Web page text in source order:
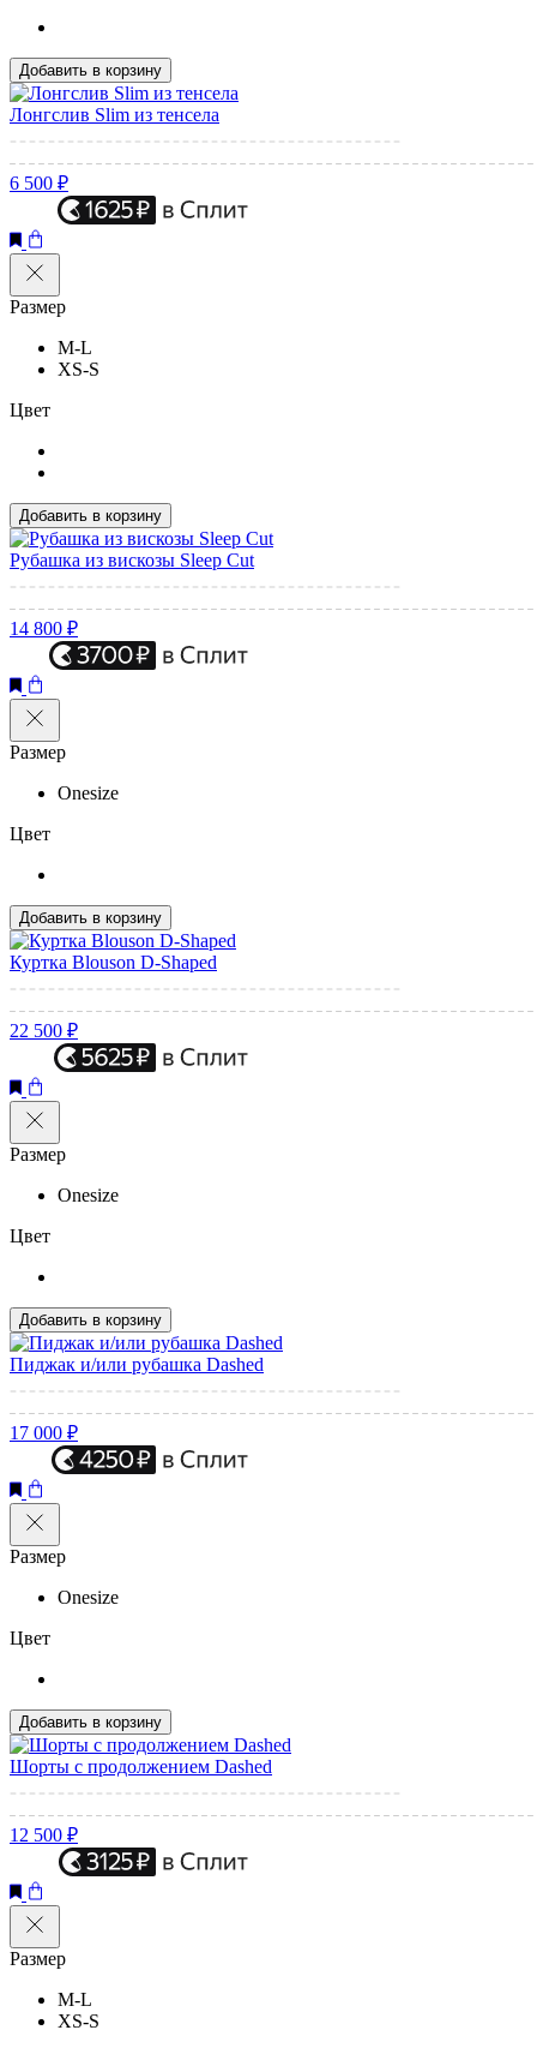
Добавить в корзину
Лонгслив Slim из тенсела
6 500 ₽
Размер
M-L
XS-S
Цвет
Добавить в корзину
Рубашка из вискозы Sleep Cut
14 800 ₽
Размер
Onesize
Цвет
Добавить в корзину
Куртка Blouson D-Shaped
22 500 ₽
Размер
Onesize
Цвет
Добавить в корзину
Пиджак и/или рубашка Dashed
17 000 ₽
Размер
Onesize
Цвет
Добавить в корзину
Шорты с продолжением Dashed
12 500 ₽
Размер
M-L
XS-S